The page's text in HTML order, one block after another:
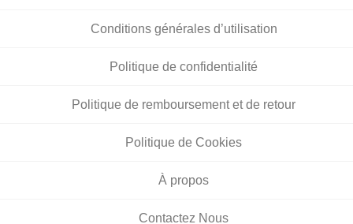
Conditions générales d’utilisation
Politique de confidentialité
Politique de remboursement et de retour
Politique de Cookies
À propos
Contactez Nous